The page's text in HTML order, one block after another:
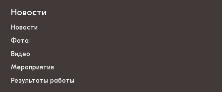
Новости
Новости
Фота
Видео
Мероприятия
Результаты работы